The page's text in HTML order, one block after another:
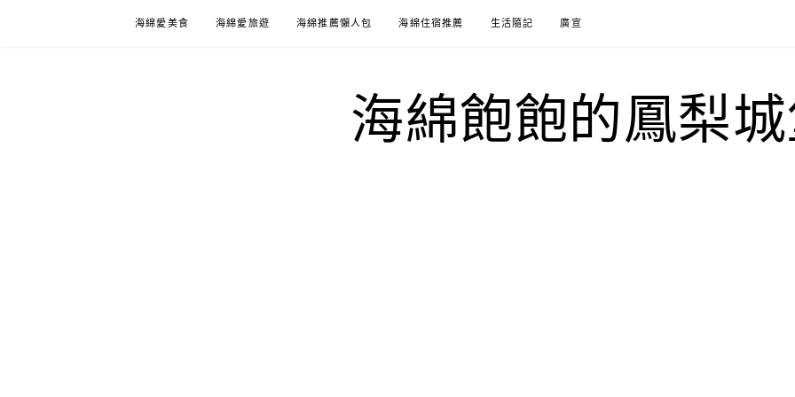
海綿愛美食 海綿愛旅遊 海綿推薦懶人包 海綿住宿推薦 生活隨記 廣宣
海綿飽飽的鳳梨